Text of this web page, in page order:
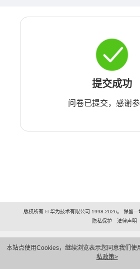
本站点使用Cookies，继续浏览表示您同意我们使
私政策>
提交成功
问卷已提交，感谢参
版权所有 © 华为技术有限公司 1998-2026。 保留
隐私保护
法律声明